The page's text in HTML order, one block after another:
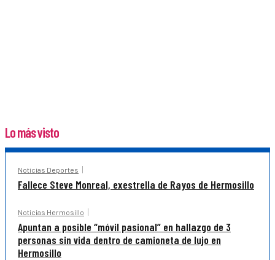
Lo más visto
Noticias Deportes
Fallece Steve Monreal, exestrella de Rayos de Hermosillo
Noticias Hermosillo
Apuntan a posible “móvil pasional” en hallazgo de 3
personas sin vida dentro de camioneta de lujo en
Hermosillo